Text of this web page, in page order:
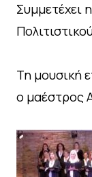
Συμμετέχει
Τη μουσική
ο μαέστρος